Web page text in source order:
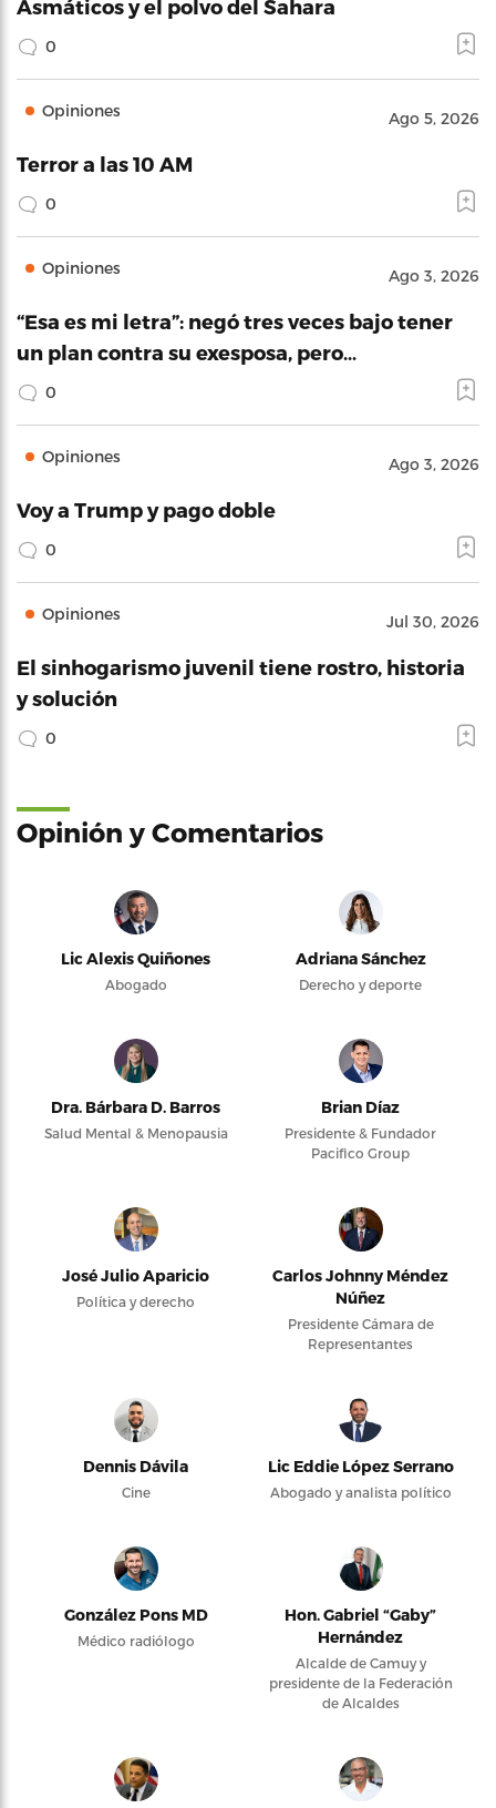
Asmáticos y el polvo del Sahara
0
Opiniones Ago 5, 2026
Terror a las 10 AM
0
Opiniones Ago 3, 2026
“Esa es mi letra”: negó tres veces bajo tener
un plan contra su exesposa, pero…
0
Opiniones Ago 3, 2026
Voy a Trump y pago doble
0
Opiniones Jul 30, 2026
El sinhogarismo juvenil tiene rostro, historia
y solución
0
Opinión y Comentarios
Lic Alexis Quiñones
Abogado
Adriana Sánchez
Derecho y deporte
Dra. Bárbara D. Barros
Salud Mental & Menopausia
Brian Díaz
Presidente & Fundador
Pacifico Group
José Julio Aparicio
Política y derecho
Carlos Johnny Méndez
Núñez
Presidente Cámara de
Representantes
Dennis Dávila
Cine
Lic Eddie López Serrano
Abogado y analista político
González Pons MD
Médico radiólogo
Hon. Gabriel “Gaby”
Hernández
Alcalde de Camuy y
presidente de la Federación
de Alcaldes